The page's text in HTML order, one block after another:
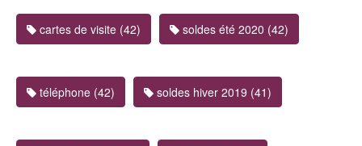
cartes de visite (42) soldes été 2020 (42)
téléphone (42) soldes hiver 2019 (41)